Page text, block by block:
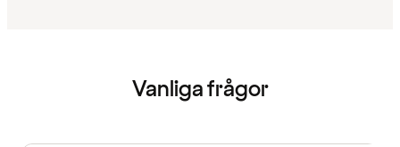
Vanliga frågor